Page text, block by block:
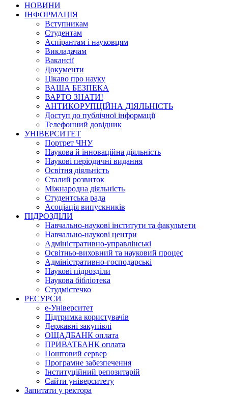
НОВИНИ
ІНФОРМАЦІЯ
Вступникам
Студентам
Аспірантам і науковцям
Викладачам
Вакансії
Документи
Цікаво про науку
ВАША БЕЗПЕКА
ВАРТО ЗНАТИ!
АНТИКОРУПЦІЙНА ДІЯЛЬНІСТЬ
Доступ до публічної інформації
Телефонний довідник
УНІВЕРСИТЕТ
Портрет ЧНУ
Наукова й інноваційна діяльність
Наукові періодичні видання
Освітня діяльність
Сталий розвиток
Міжнародна діяльність
Студентська рада
Асоціація випускників
ПІДРОЗДІЛИ
Навчально-наукові інститути та факультети
Навчально-наукові центри
Адміністративно-управлінські
Освітньо-виховний та науковий процес
Адміністративно-господарські
Наукові підрозділи
Наукова бібліотека
Студмістечко
РЕСУРСИ
е-Університет
Підтримка користувачів
Державні закупівлі
ОЩАДБАНК оплата
ПРИВАТБАНК оплата
Поштовий сервер
Програмне забезпечення
Інституційний репозитарій
Сайти університету
Запитати у ректора